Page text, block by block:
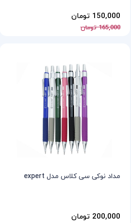
150,000 تومان
165,000 تومان
مداد نوکی سی کلاس مدل expert
200,000 تومان